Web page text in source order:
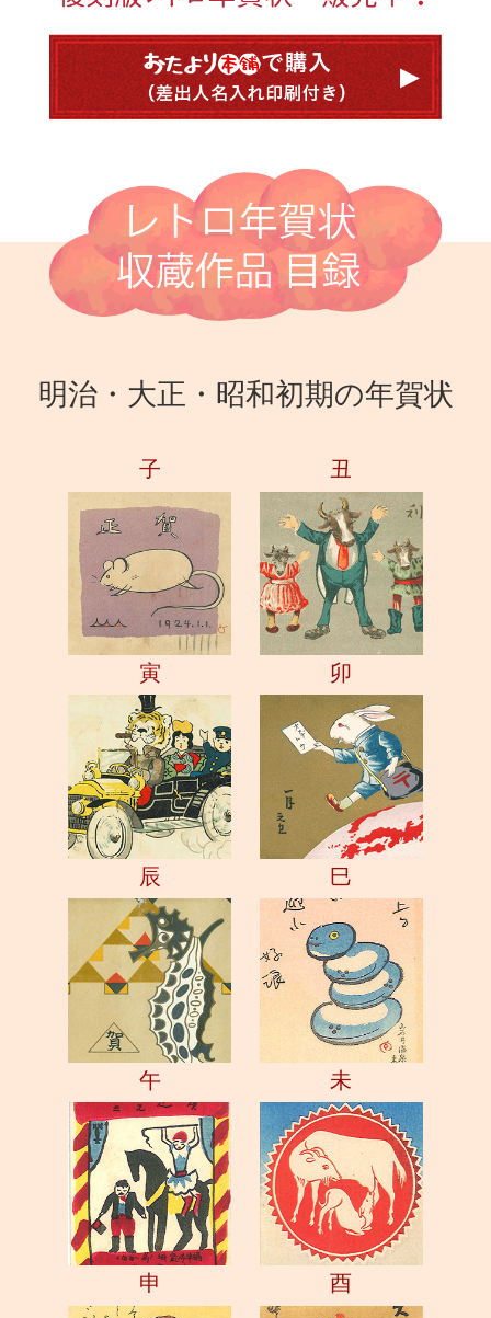
明治・大正・昭和初期の年賀状
子 丑
寅 卯
辰 巳
午 未
申 酉